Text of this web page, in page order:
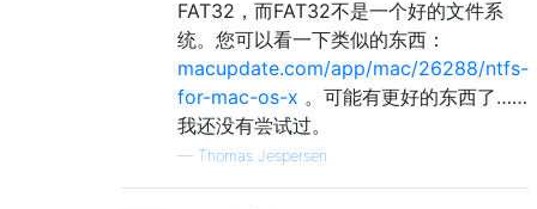
FAT32，而FAT32不是一个好的文件系
统。您可以看一下类似的东西：
macupdate.com/app/mac/26288/ntfs-
for-mac-os-x 。可能有更好的东西了……
我还没有尝试过。
— Thomas Jespersen